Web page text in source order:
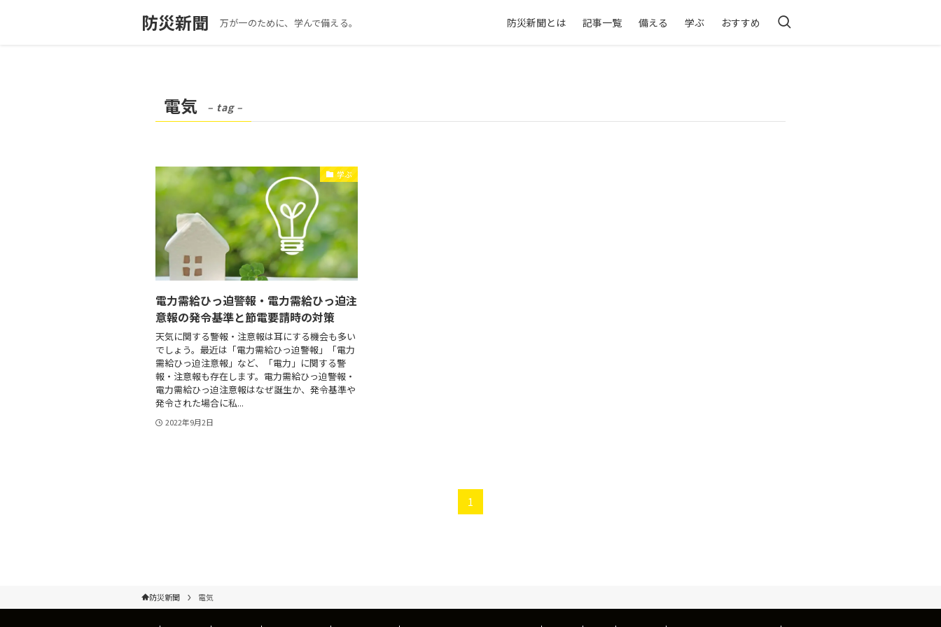
防災新聞 万が一のために、学んで備える。 防災新聞とは 記事一覧 備える 学ぶ おすすめ
電気 – tag –
学ぶ
電力需給ひっ迫警報・電力需給ひっ迫注
意報の発令基準と節電要請時の対策
天気に関する警報・注意報は耳にする機会も多い
でしょう。最近は「電力需給ひっ迫警報」「電力
需給ひっ迫注意報」など、「電力」に関する警
報・注意報も存在します。電力需給ひっ迫警報・
電力需給ひっ迫注意報はなぜ誕生か、発令基準や
発令された場合に私...
2022年9月2日
1
防災新聞 電気